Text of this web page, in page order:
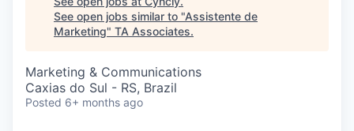
See open jobs similar to "Assistente de
Marketing" TA Associates.
Marketing & Communications
Caxias do Sul - RS, Brazil
Posted 6+ months ago